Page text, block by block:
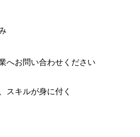
へお問い合わせください
スキルが身に付く